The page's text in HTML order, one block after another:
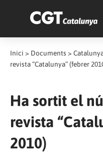
Inici > Documents >
revista “Catalunya” (febrer
Ha sortit el
revista
2010)